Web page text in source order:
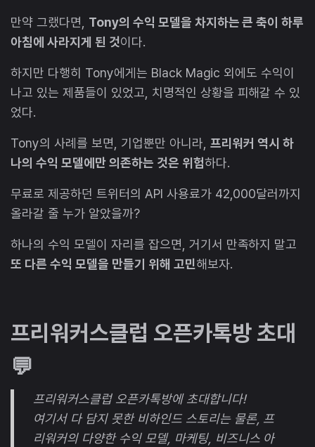
만약 그랬다면, Tony의 수익 모델을 차지하는 큰 축이 하루
아침에 사라지게 된 것이다.
하지만 다행히 Tony에게는 Black Magic 외에도 수익이
나고 있는 제품들이 있었고, 치명적인 상황을 피해갈 수 있
었다.
Tony의 사례를 보면, 기업뿐만 아니라, 프리워커 역시 하
나의 수익 모델에만 의존하는 것은 위험하다.
무료로 제공하던 트위터의 API 사용료가 42,000달러까지
올라갈 줄 누가 알았을까?
하나의 수익 모델이 자리를 잡으면, 거기서 만족하지 말고
또 다른 수익 모델을 만들기 위해 고민해보자.
프리워커스클럽 오픈카톡방 초대
💬
프리워커스클럽 오픈카톡방에 초대합니다!
여기서 다 담지 못한 비하인드 스토리는 물론, 프
리워커의 다양한 수익 모델, 마케팅, 비즈니스 아